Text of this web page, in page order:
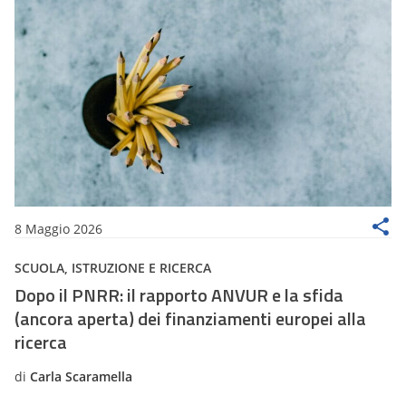
8 Maggio 2026
SCUOLA, ISTRUZIONE E RICERCA
Dopo il PNRR: il rapporto ANVUR e la sfida
(ancora aperta) dei finanziamenti europei alla
ricerca
di Carla Scaramella